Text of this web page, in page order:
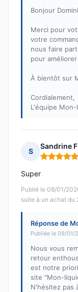
Bonjour
Merci pour
votre
nous faire
pour
À bientôt sur
Cordialement,
L'équipe Mon-
S
Sandrine
Note : 5
Publié le 08/01/
suite à un achat du
Super
Réponse de
Publiée le 09/01/
Nous vous
retour
est notre
site "Mon-
N'hésitez pas